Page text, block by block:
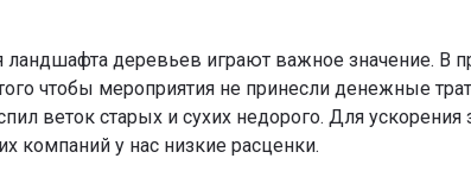
деревьев играют важное значение. В
чтобы мероприятия не принесли денежные
веток старых и сухих недорого. Для
компаний у нас низкие расценки.